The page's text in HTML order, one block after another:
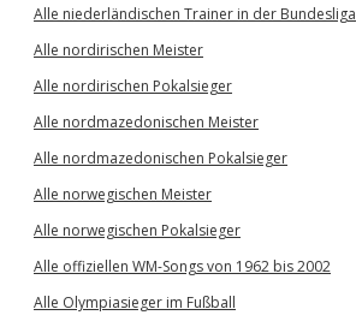
Alle niederländischen Trainer in der Bundesliga
Alle nordirischen Meister
Alle nordirischen Pokalsieger
Alle nordmazedonischen Meister
Alle nordmazedonischen Pokalsieger
Alle norwegischen Meister
Alle norwegischen Pokalsieger
Alle offiziellen WM-Songs von 1962 bis 2002
Alle Olympiasieger im Fußball